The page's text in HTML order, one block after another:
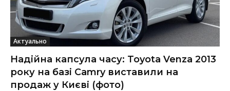
Актуально
Надійна капсула часу: Toyota Venza 2013
року на базі Camry виставили на
продаж у Києві (фото)